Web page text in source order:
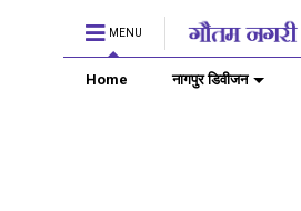
MENU
Home नागपुर डिवीजन